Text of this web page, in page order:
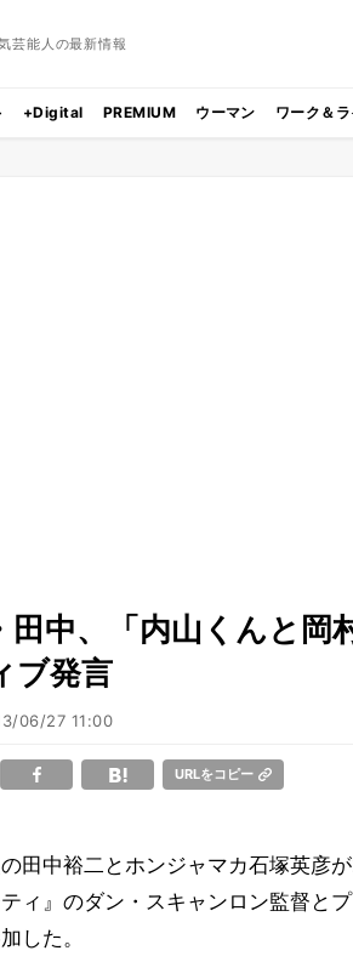
芸能人の最新情報
+Digital PREMIUM ウーマン ワーク＆
田中、「内山くんと岡
ブ発言
06/27 11:00
URLをコピー
田中裕二とホンジャマカ石塚英彦
ィ』のダン・スキャンロン監督と
した。